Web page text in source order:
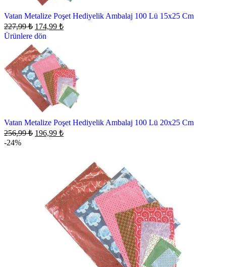
Vatan Metalize Poşet Hediyelik Ambalaj 100 Lü 15x25 Cm
227,99₺ 174,99 ₺
Ürünlere dön
Vatan Metalize Poşet Hediyelik Ambalaj 100 Lü 20x25 Cm
256,99₺ 196,99 ₺
-24%